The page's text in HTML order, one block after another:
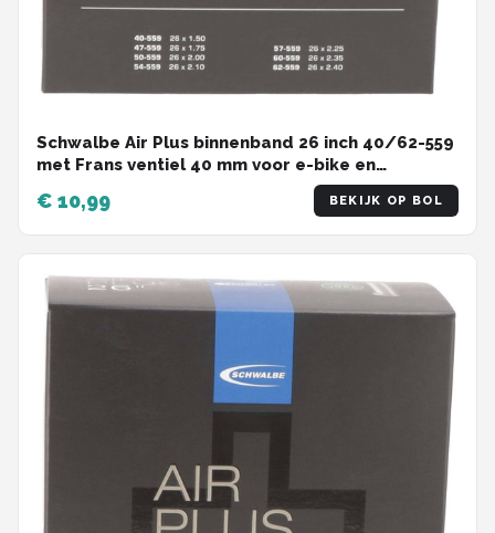
Schwalbe Air Plus binnenband 26 inch 40/62-559
met Frans ventiel 40 mm voor e-bike en
€ 10,99 BEKIJK OP BOL